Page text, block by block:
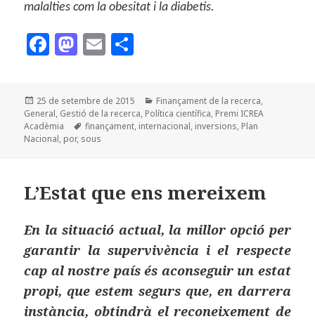
malalties com la obesitat i la diabetis.
F
c
e
b
o
k
M
to
d
o
E
ai
l p
a
x
Publicat
el
25 de setembre de 2015 Categories
Finançament de la recerca,
General, Gestió de la recerca, Política científica, Premi ICREA
Acadèmia
Etiquetes
finançament, internacional, inversions, Plan
Nacional, por, sous
L’Estat que ens mereixem
En la situació actual, la millor opció per
garantir la supervivència i el respecte
cap al nostre país és aconseguir un estat
propi, que estem segurs que, en darrera
instància, obtindrà el reconeixement de